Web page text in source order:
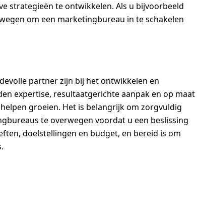
strategieën te ontwikkelen. Als u bijvoorbeeld
om een marketingbureau in te schakelen
partner zijn bij het ontwikkelen en
expertise, resultaatgerichte aanpak en op maat
groeien. Het is belangrijk om zorgvuldig
te overwegen voordat u een beslissing
doelstellingen en budget, en bereid is om